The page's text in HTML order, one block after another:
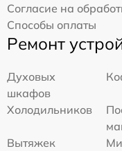
Согласие на
Способы оплаты
Ремонт
Духовых
шкафов
Холодильников
Вытяжек